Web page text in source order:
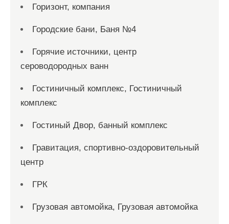
Горизонт, компания
Городские бани, Баня №4
Горячие источники, центр
сероводородных ванн
Гостиничный комплекс, Гостиничный
комплекс
Гостиный Двор, банный комплекс
Гравитация, спортивно-оздоровительный
центр
ГРК
Грузовая автомойка, Грузовая автомойка